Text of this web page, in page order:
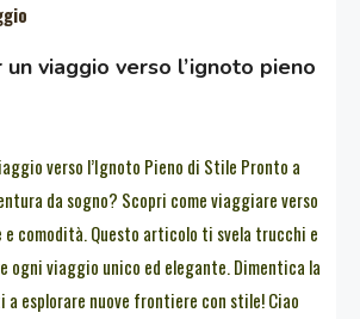
viaggio verso l’ignoto pieno
verso l’Ignoto Pieno di Stile Pronto a
da sogno? Scopri come viaggiare verso
e comodità. Questo articolo ti svela trucchi e
ogni viaggio unico ed elegante. Dimentica la
esplorare nuove frontiere con stile! Ciao